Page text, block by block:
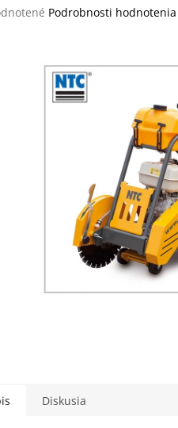
Podrobnosti hodnotenia
Diskusia